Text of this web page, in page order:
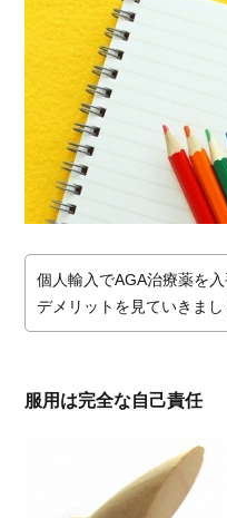
個人輸入でAGA治療薬を
デメリットを見ていきまし
服用は完全な自己責任